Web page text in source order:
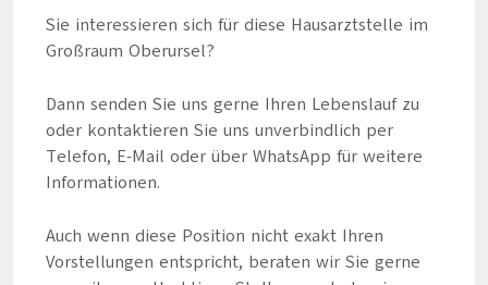
Sie interessieren sich für diese Hausarztstelle im
Großraum Oberursel?
Dann senden Sie uns gerne Ihren Lebenslauf zu
oder kontaktieren Sie uns unverbindlich per
Telefon, E-Mail oder über WhatsApp für weitere
Informationen.
Auch wenn diese Position nicht exakt Ihren
Vorstellungen entspricht, beraten wir Sie gerne